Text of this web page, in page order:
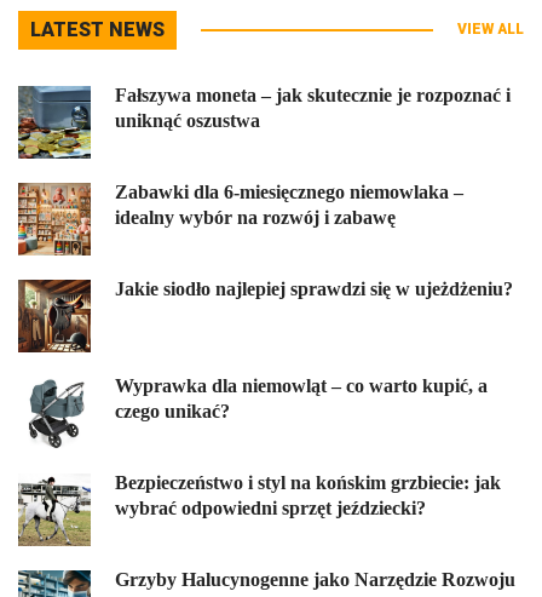
LATEST NEWS VIEW ALL
Fałszywa moneta – jak skutecznie je rozpoznać i
uniknąć oszustwa
Zabawki dla 6-miesięcznego niemowlaka –
idealny wybór na rozwój i zabawę
Jakie siodło najlepiej sprawdzi się w ujeżdżeniu?
Wyprawka dla niemowląt – co warto kupić, a
czego unikać?
Bezpieczeństwo i styl na końskim grzbiecie: jak
wybrać odpowiedni sprzęt jeździecki?
Grzyby Halucynogenne jako Narzędzie Rozwoju